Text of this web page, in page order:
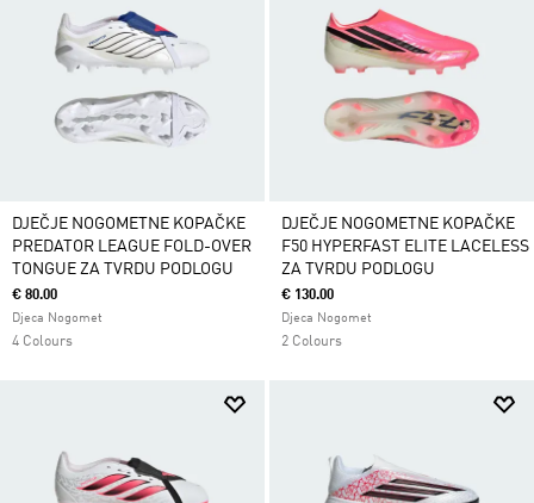
DJEČJE NOGOMETNE KOPAČKE
PREDATOR LEAGUE FOLD-OVER
TONGUE ZA TVRDU PODLOGU
€ 80.00
Djeca Nogomet
4 Colours
DJEČJE NOGOMETNE KOPAČKE
F50 HYPERFAST ELITE LACELESS
ZA TVRDU PODLOGU
€ 130.00
Djeca Nogomet
2 Colours